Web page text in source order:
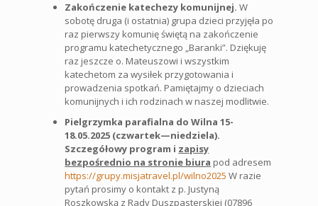
Zakończenie katechezy komunijnej. W
sobotę druga (i ostatnia) grupa dzieci przyjęła po
raz pierwszy komunię świętą na zakończenie
programu katechetycznego „Baranki”. Dziękuję
raz jeszcze o. Mateuszowi i wszystkim
katechetom za wysiłek przygotowania i
prowadzenia spotkań. Pamiętajmy o dzieciach
komunijnych i ich rodzinach w naszej modlitwie.
Pielgrzymka parafialna do Wilna 15-
18.05.2025 (czwartek—niedziela).
Szczegółowy program i zapisy
bezpośrednio na stronie biura pod adresem
https://grupy.misjatravel.pl/wilno2025 W razie
pytań prosimy o kontakt z p. Justyną
Roszkowską z Rady Duszpasterskiej (07896